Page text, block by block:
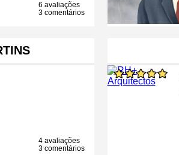
6 avaliações
3 comentários
4 avaliações
3 comentários